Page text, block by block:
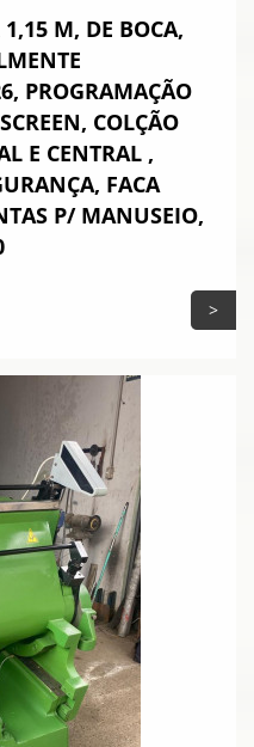
M, DE BOCA,
PROGRAMAÇÃO
COLÇÃO
E CENTRAL ,
FACA
P/ MANUSEIO,
>